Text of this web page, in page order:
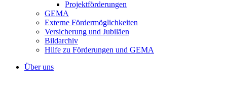
Projektförderungen
GEMA
Externe Fördermöglichkeiten
Versicherung und Jubiläen
Bildarchiv
Hilfe zu Förderungen und GEMA
Über uns